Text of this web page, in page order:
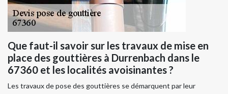
Que faut-il savoir sur les travaux de mise en
place des gouttières à Durrenbach dans le
67360 et les localités avoisinantes ?
Les travaux de pose des gouttières se démarquent par leur